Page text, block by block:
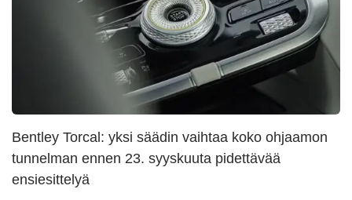
Bentley Torcal: yksi säädin vaihtaa koko ohjaamon
tunnelman ennen 23. syyskuuta pidettävää
ensiesittelyä